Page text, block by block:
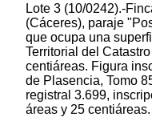
Lote 3 (10/0242).-
(Cáceres), paraje
que ocupa una
Territorial del
centiáreas. Figura
de Plasencia, Tomo
registral 3.699,
áreas y 25 centiáreas.